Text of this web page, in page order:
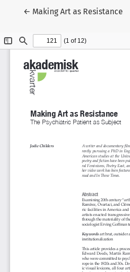
← Tilbage til artikeldetaljer
Making Art as Resistance